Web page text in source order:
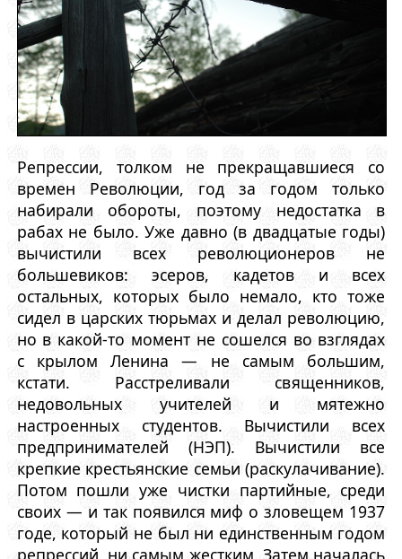
Репрессии, толком не прекращавшиеся со
времен Революции, год за годом только
набирали обороты, поэтому недостатка в
рабах не было. Уже давно (в двадцатые годы)
вычистили всех революционеров не
большевиков: эсеров, кадетов и всех
остальных, которых было немало, кто тоже
сидел в царских тюрьмах и делал революцию,
но в какой-то момент не сошелся во взглядах
с крылом Ленина — не самым большим,
кстати. Расстреливали священников,
недовольных учителей и мятежно
настроенных студентов. Вычистили всех
предпринимателей (НЭП). Вычистили все
крепкие крестьянские семьи (раскулачивание).
Потом пошли уже чистки партийные, среди
своих — и так появился миф о зловещем 1937
годе, который не был ни единственным годом